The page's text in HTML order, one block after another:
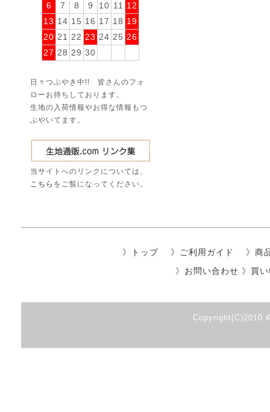
6
7 8 9 10 11 12
13 14 15 16 17 18 19
20 21 22 23 24 25 26
27 28 29 30
日々つぶやき中!! 皆さんのフォ
ローお待ちしております。
生地の入荷情報やお得な情報もつ
ぶやいてます。
当サイトへのリンクについては、
こちら をご覧になってください。
》 トップ》 ご利用ガイド 》 商
》 お問い合わせ 》 買
Copyright(C)2010